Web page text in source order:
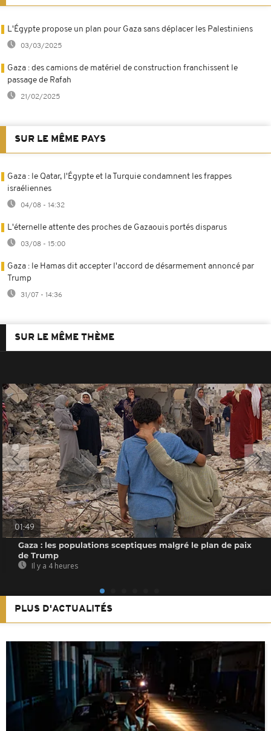
L'Égypte propose un plan pour Gaza sans déplacer les Palestiniens
03/03/2025
Gaza : des camions de matériel de construction franchissent le
passage de Rafah
21/02/2025
SUR LE MÊME PAYS
Gaza : le Qatar, l'Égypte et la Turquie condamnent les frappes
israéliennes
04/08 - 14:32
L'éternelle attente des proches de Gazaouis portés disparus
03/08 - 15:00
Gaza : le Hamas dit accepter l'accord de désarmement annoncé par
Trump
31/07 - 14:36
SUR LE MÊME THÈME
01:49
Gaza : les populations sceptiques malgré le plan de paix
de Trump
Il y a 4 heures
PLUS D'ACTUALITÉS